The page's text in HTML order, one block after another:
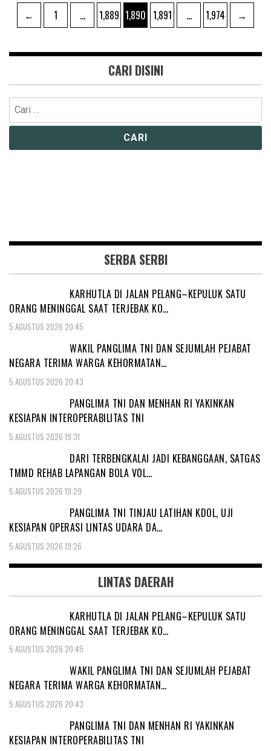
Navigasi
pos
← Page
1 … Page
1,889 Page
1,890 Page
1,891 … Page
1,974 →
CARI DISINI
Cari
untuk:
SERBA SERBI
KARHUTLA DI JALAN PELANG–KEPULUK SATU
ORANG MENINGGAL SAAT TERJEBAK KO…
5 AGUSTUS 2026 20:45
WAKIL PANGLIMA TNI DAN SEJUMLAH PEJABAT
NEGARA TERIMA WARGA KEHORMATAN…
5 AGUSTUS 2026 20:43
PANGLIMA TNI DAN MENHAN RI YAKINKAN
KESIAPAN INTEROPERABILITAS TNI
5 AGUSTUS 2026 19:31
DARI TERBENGKALAI JADI KEBANGGAAN, SATGAS
TMMD REHAB LAPANGAN BOLA VOL…
5 AGUSTUS 2026 19:29
PANGLIMA TNI TINJAU LATIHAN KDOL, UJI
KESIAPAN OPERASI LINTAS UDARA DA…
5 AGUSTUS 2026 19:26
LINTAS DAERAH
KARHUTLA DI JALAN PELANG–KEPULUK SATU
ORANG MENINGGAL SAAT TERJEBAK KO…
5 AGUSTUS 2026 20:45
WAKIL PANGLIMA TNI DAN SEJUMLAH PEJABAT
NEGARA TERIMA WARGA KEHORMATAN…
5 AGUSTUS 2026 20:43
PANGLIMA TNI DAN MENHAN RI YAKINKAN
KESIAPAN INTEROPERABILITAS TNI